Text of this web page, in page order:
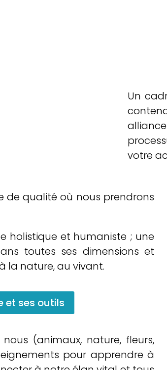
Un
votre
de qualité où nous prendrons
holistique et humaniste ; une
toutes ses dimensions et
la nature, au vivant.
et ses outils
(animaux, nature, fleurs,
pour apprendre à